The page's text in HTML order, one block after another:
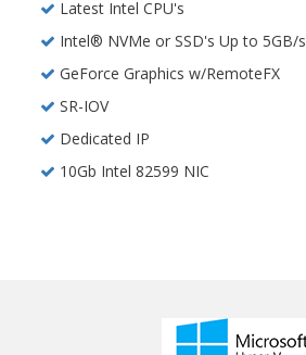
Latest Intel CPU's
Intel® NVMe or SSD's Up to 5GB/s
GeForce Graphics w/RemoteFX
SR-IOV
Dedicated IP
10Gb Intel 82599 NIC